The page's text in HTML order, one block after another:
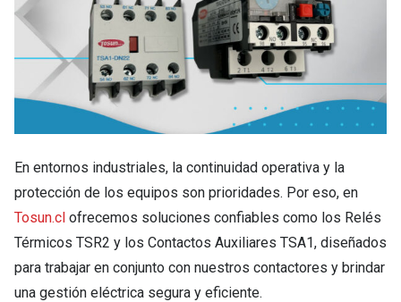
En entornos industriales, la continuidad operativa y la
protección de los equipos son prioridades. Por eso, en
Tosun.cl ofrecemos soluciones confiables como los Relés
Térmicos TSR2 y los Contactos Auxiliares TSA1, diseñados
para trabajar en conjunto con nuestros contactores y brindar
una gestión eléctrica segura y eficiente.